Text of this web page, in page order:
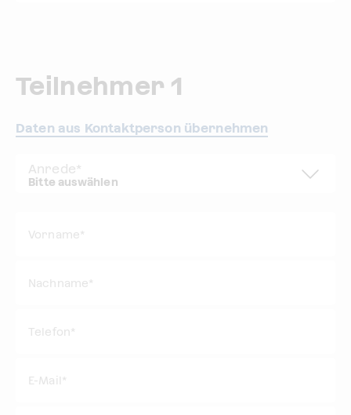
Teilnehmer 1
Daten aus Kontaktperson übernehmen
Anrede*
Vorname*
Nachname*
Telefon*
E-Mail *